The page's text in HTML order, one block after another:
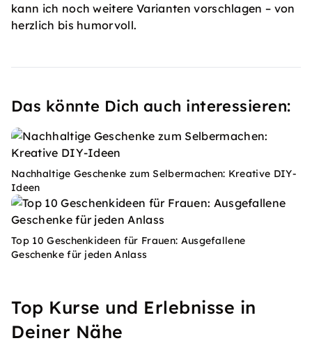
kann ich noch weitere Varianten vorschlagen – von
herzlich bis humorvoll.
Das könnte Dich auch interessieren:
Nachhaltige Geschenke zum Selbermachen: Kreative DIY-
Ideen
Top 10 Geschenkideen für Frauen: Ausgefallene
Geschenke für jeden Anlass
Top Kurse und Erlebnisse in
Deiner Nähe